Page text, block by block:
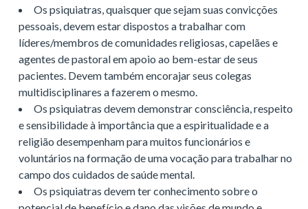
Os psiquiatras, quaisquer que sejam suas convicções
pessoais, devem estar dispostos a trabalhar com
líderes/membros de comunidades religiosas, capelães e
agentes de pastoral em apoio ao bem-estar de seus
pacientes. Devem também encorajar seus colegas
multidisciplinares a fazerem o mesmo.
Os psiquiatras devem demonstrar consciência, respeito
e sensibilidade à importância que a espiritualidade e a
religião desempenham para muitos funcionários e
voluntários na formação de uma vocação para trabalhar no
campo dos cuidados de saúde mental.
Os psiquiatras devem ter conhecimento sobre o